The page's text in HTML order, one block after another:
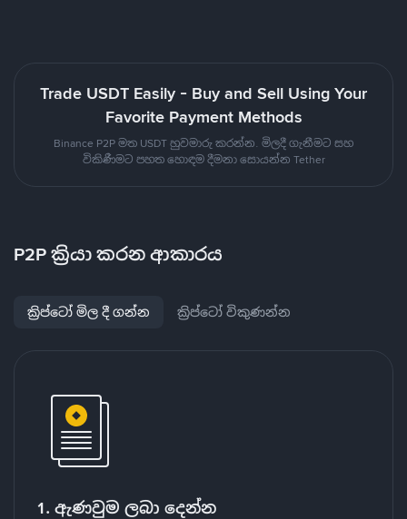
Trade USDT Easily - Buy and Sell Using Your
Favorite Payment Methods
Binance P2P මත USDT හුවමාරු කරන්න. මිලදී ගැනීමට සහ
විකිණීමට පහත හොඳම දීමනා සොයන්න Tether
P2P ක්‍රියා කරන ආකාරය
ක්‍රිප්ටෝ මිල දී ගන්න ක්‍රිප්ටෝ විකුණන්න
1. ඇණවුම ලබා දෙන්න